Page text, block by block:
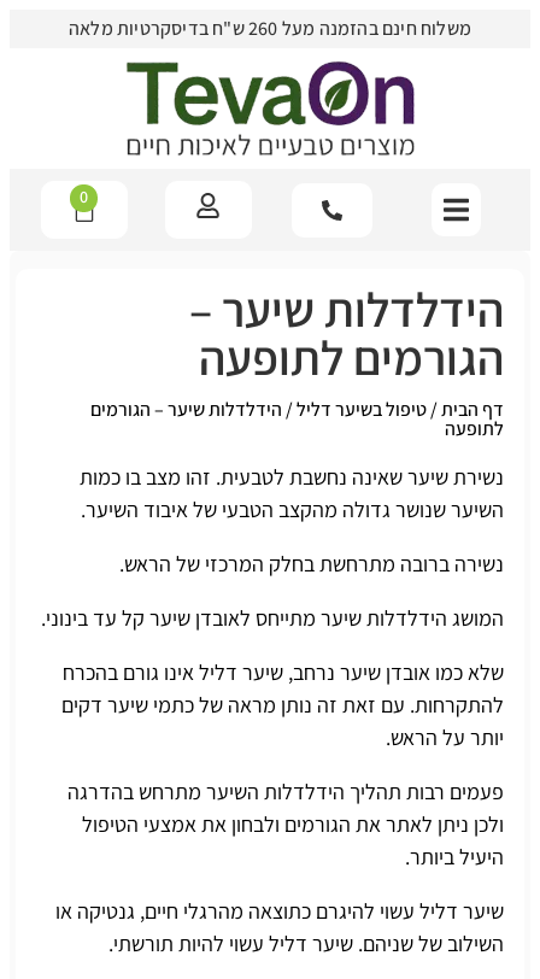
משלוח חינם בהזמנה מעל 260 ש"ח בדיסקרטיות מלאה
0
הידלדלות שיער –
הגורמים לתופעה
דף הבית/טיפול בשיער דליל/ הידלדלות שיער – הגורמים
לתופעה
נשירת שיער שאינה נחשבת לטבעית. זהו מצב בו כמות
השיער שנושר גדולה מהקצב הטבעי של איבוד השיער.
נשירה ברובה מתרחשת בחלק המרכזי של הראש.
המושג הידלדלות שיער מתייחס לאובדן שיער קל עד בינוני.
שלא כמו אובדן שיער נרחב, שיער דליל אינו גורם בהכרח
להתקרחות. עם זאת זה נותן מראה של כתמי שיער דקים
יותר על הראש.
פעמים רבות תהליך הידלדלות השיער מתרחש בהדרגה
ולכן ניתן לאתר את הגורמים ולבחון את אמצעי הטיפול
היעיל ביותר.
שיער דליל עשוי להיגרם כתוצאה מהרגלי חיים, גנטיקה או
השילוב של שניהם. שיער דליל עשוי להיות תורשתי.